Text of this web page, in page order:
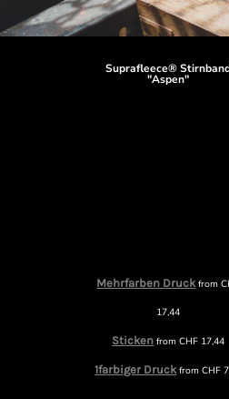
Suprafleece®
"Aspen"
Mehrfarben Druckfrom
17,44
Sticken fromCHF 17,44
1farbiger DruckfromCHF